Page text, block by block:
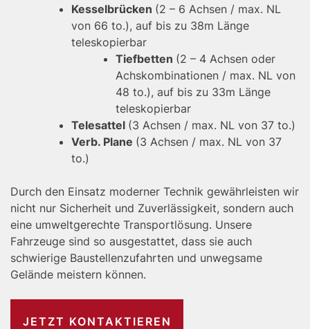
Kesselbrücken (2 – 6 Achsen / max. NL
von 66 to.), auf bis zu 38m Länge
teleskopierbar
Tiefbetten (2 – 4 Achsen oder
Achskombinationen / max. NL von
48 to.), auf bis zu 33m Länge
teleskopierbar
Telesattel (3 Achsen / max. NL von 37 to.)
Verb. Plane (3 Achsen / max. NL von 37
to.)
Durch den Einsatz moderner Technik gewährleisten wir
nicht nur Sicherheit und Zuverlässigkeit, sondern auch
eine umweltgerechte Transportlösung. Unsere
Fahrzeuge sind so ausgestattet, dass sie auch
schwierige Baustellenzufahrten und unwegsame
Gelände meistern können.
JETZT KONTAKTIEREN